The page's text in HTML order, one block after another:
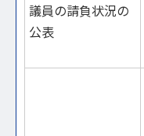
議員の請負状況の
公表